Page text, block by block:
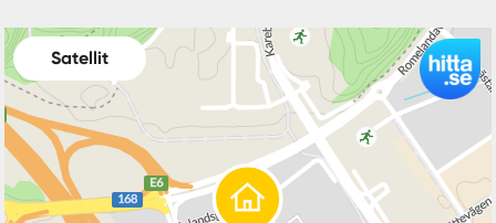
Satellit